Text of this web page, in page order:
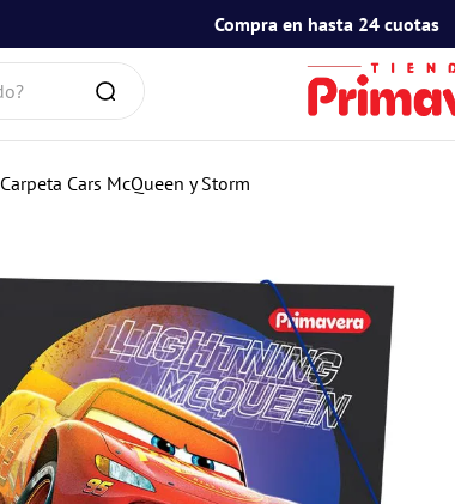
Compra en hasta 24 cuotas
Carpeta Cars McQueen y Storm
TÉRMINOS MÁS BUSCADOS
1.
toy story
4.
mafalda
5.
mickey mouse
6.
minnie mouse
7.
spidey
8.
barbie